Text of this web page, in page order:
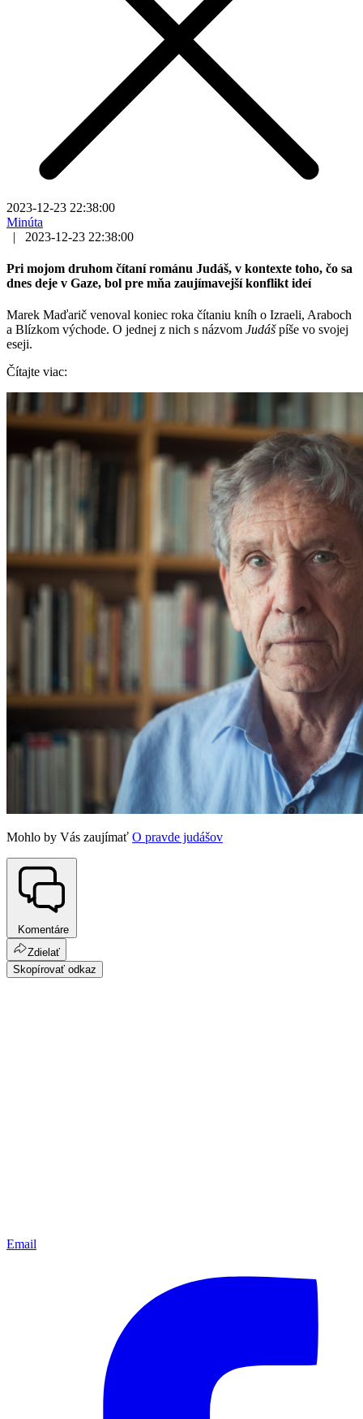
2023-12-23 22:38:00
Minúta
|
2023-12-23 22:38:00
Pri mojom druhom čítaní románu Judáš, v kontexte toho, čo sa
dnes deje v Gaze, bol pre mňa zaujímavejší konflikt ideí
Marek Maďarič venoval koniec roka čítaniu kníh o Izraeli, Araboch
a Blízkom východe. O jednej z nich s názvom Judášpíše vo svojej
eseji.
Čítajte viac:
Mohlo by Vás zaujímať O pravde judášov
Komentáre
Zdielať
Skopírovať odkaz
Email